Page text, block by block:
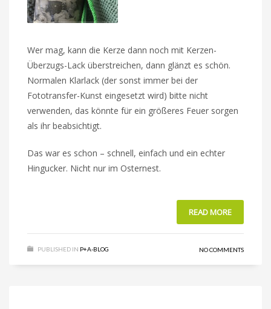
Wer mag, kann die Kerze dann noch mit Kerzen-
Überzugs-Lack überstreichen, dann glänzt es schön.
Normalen Klarlack (der sonst immer bei der
Fototransfer-Kunst eingesetzt wird) bitte nicht
verwenden, das könnte für ein größeres Feuer sorgen
als ihr beabsichtigt.
Das war es schon – schnell, einfach und ein echter
Hingucker. Nicht nur im Osternest.
READ MORE
PUBLISHED IN P+A-BLOG NO COMMENTS